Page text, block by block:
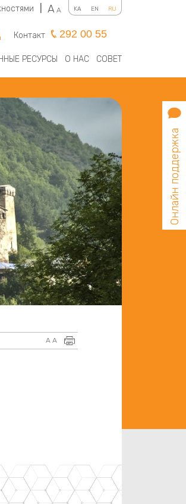
A A KA EN RU
Контакт 292 00 55
РЕСУРСЫ О НАС СОВЕТ
Онлайн поддержка
A A